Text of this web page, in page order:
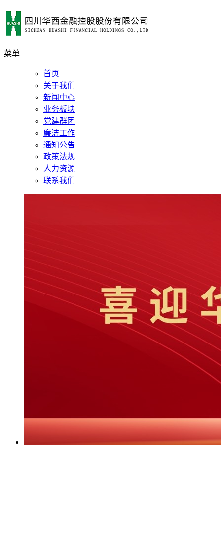
菜单
首页
关于我们
新闻中心
业务板块
党建群团
廉洁工作
通知公告
政策法规
人力资源
联系我们